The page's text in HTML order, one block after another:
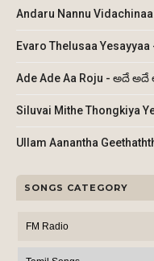
Andaru Nannu
Evaro Thelusaa
Ade Ade Aa Roju - అదే అదే
Siluvai Mithe Thongkiya
Ullam Aanantha
SONGS CATEGORY
FM Radio